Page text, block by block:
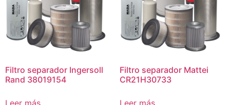
Filtro separador Ingersoll
Rand 38019154
Leer más
Filtro separador Mattei
CR21H30733
Leer más